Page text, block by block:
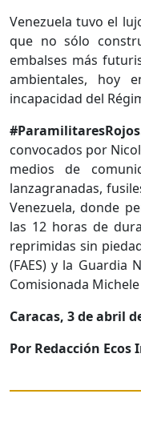
Venezuela tuvo el
que no sólo
embalses más
ambientales, hoy
incapacidad del
convocados por
medios de
lanzagranadas,
Venezuela, donde
las 12 horas de
reprimidas sin
(FAES) y la Guardia
Comisionada
Caracas, 3 de abril
Por Redacción